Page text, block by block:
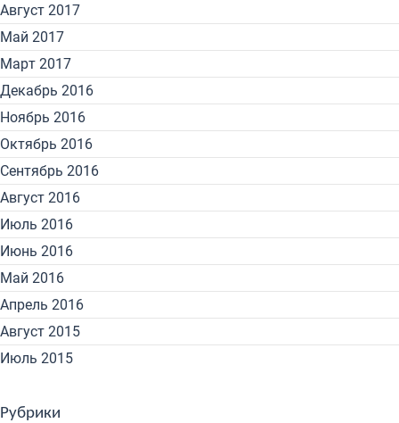
Август 2017
Май 2017
Март 2017
Декабрь 2016
Ноябрь 2016
Октябрь 2016
Сентябрь 2016
Август 2016
Июль 2016
Июнь 2016
Май 2016
Апрель 2016
Август 2015
Июль 2015
Рубрики